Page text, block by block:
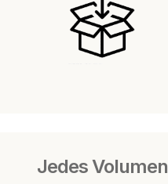
Jedes Volumen